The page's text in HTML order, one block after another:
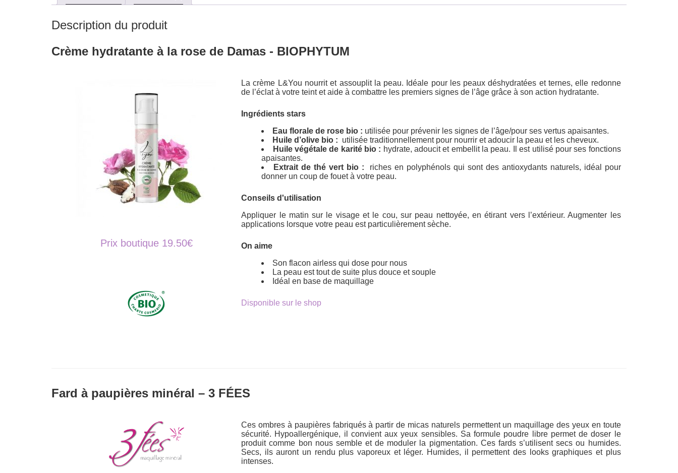
Description du produit
Crème hydratante à la rose de Damas - BIOPHYTUM
Prix boutique 19.50€
La crème L&You nourrit et assouplit la peau. Idéale pour les peaux déshydratées et ternes, elle redonne
de l’éclat à votre teint et aide à combattre les premiers signes de l’âge grâce à son action hydratante.
Ingrédients stars
Eau florale de rose bio : utilisée pour prévenir les signes de l’âge/pour ses vertus apaisantes.
Huile d’olive bio : utilisée traditionnellement pour nourrir et adoucir la peau et les cheveux.
Huile végétale de karité bio : hydrate, adoucit et embellit la peau. Il est utilisé pour ses fonctions
apaisantes.
Extrait de thé vert bio :
riches en polyphénols qui sont des antioxydants naturels, idéal pour
donner un coup de fouet à votre peau.
Conseils d'utilisation
Appliquer le matin sur le visage et le cou, sur peau nettoyée, en étirant vers l’extérieur. Augmenter les
applications lorsque votre peau est particulièrement sèche.
On aime
Son flacon airless qui dose pour nous
La peau est tout de suite plus douce et souple
Idéal en base de maquillage
Disponible sur le shop
Fard à paupières minéral – 3 FÉES
Ces ombres à paupières fabriqués à partir de micas naturels permettent un maquillage des yeux en toute
sécurité. Hypoallergénique, il convient aux yeux sensibles. Sa formule poudre libre permet de doser le
produit comme bon nous semble et de moduler la pigmentation. Ces fards s’utilisent secs ou humides.
Secs, ils auront un rendu plus vaporeux et léger. Humides, il permettent des looks graphiques et plus
intenses.